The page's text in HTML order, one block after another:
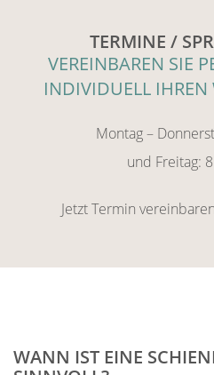
TERMINE /
VEREINBAREN SIE
INDIVIDUELL
Montag –
und Freitag:
Jetzt Termin
WANN IST EINE